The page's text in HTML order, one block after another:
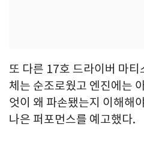
또 다른 17호 드라이버 마
체는 순조로웠고 엔진에는
엇이 왜 파손됐는지 이해해
나은 퍼포먼스를 예고했다.